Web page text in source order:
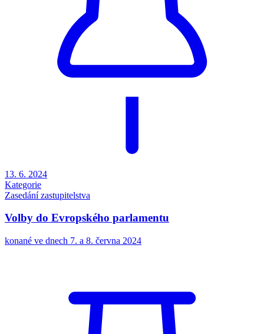
13. 6. 2024
Kategorie
Zasedání zastupitelstva
Volby do Evropského parlamentu
konané ve dnech 7. a 8. června 2024